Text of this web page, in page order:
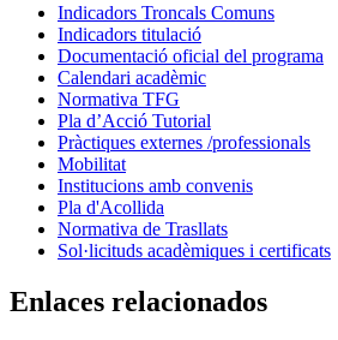
Indicadors Troncals Comuns
Indicadors titulació
Documentació oficial del programa
Calendari acadèmic
Normativa TFG
Pla d’Acció Tutorial
Pràctiques externes /professionals
Mobilitat
Institucions amb convenis
Pla d'Acollida
Normativa de Trasllats
Sol·licituds acadèmiques i certificats
Enlaces relacionados